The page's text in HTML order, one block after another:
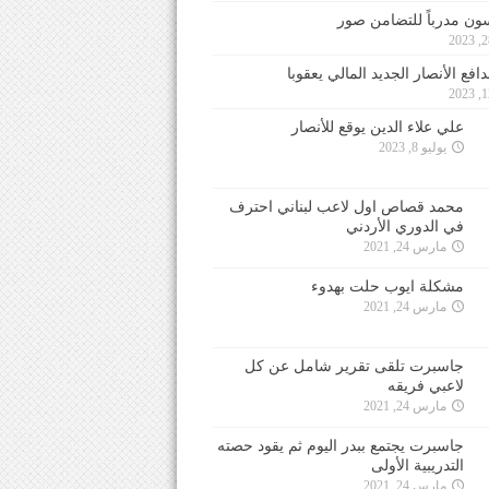
مدرباً للتضامن صور
الأنصار الجديد المالي يعقوبا
علي علاء الدين يوقع للأنصار
يوليو 8, 2023
محمد قصاص اول لاعب لبناني احترف
في الدوري الأردني
مارس 24, 2021
مشكلة ايوب حلت بهدوء
مارس 24, 2021
جاسبرت تلقى تقرير شامل عن كل
لاعبي فريقه
مارس 24, 2021
جاسبرت يجتمع ببدر اليوم ثم يقود حصته
التدريبية الأولى
مارس 24, 2021